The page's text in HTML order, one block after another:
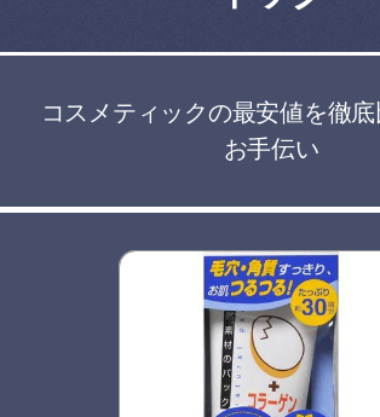
コスメティックの最安値を徹
お手伝い